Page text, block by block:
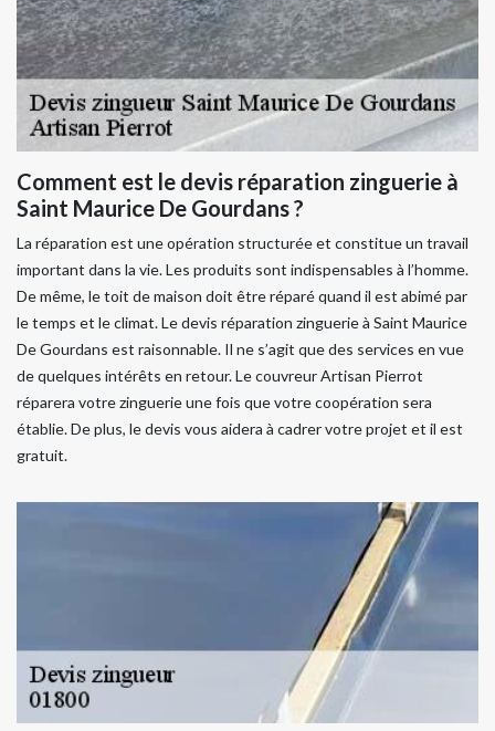
Comment est le devis réparation zinguerie à
Saint Maurice De Gourdans ?
La réparation est une opération structurée et constitue un travail
important dans la vie. Les produits sont indispensables à l’homme.
De même, le toit de maison doit être réparé quand il est abimé par
le temps et le climat. Le devis réparation zinguerie à Saint Maurice
De Gourdans est raisonnable. Il ne s’agit que des services en vue
de quelques intérêts en retour. Le couvreur Artisan Pierrot
réparera votre zinguerie une fois que votre coopération sera
établie. De plus, le devis vous aidera à cadrer votre projet et il est
gratuit.